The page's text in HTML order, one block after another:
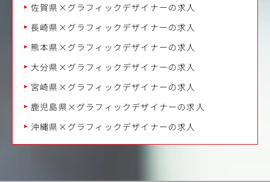
佐賀県×グラフィックデザイナーの求人
長崎県×グラフィックデザイナーの求人
熊本県×グラフィックデザイナーの求人
大分県×グラフィックデザイナーの求人
宮崎県×グラフィックデザイナーの求人
鹿児島県×グラフィックデザイナーの求人
沖縄県×グラフィックデザイナーの求人